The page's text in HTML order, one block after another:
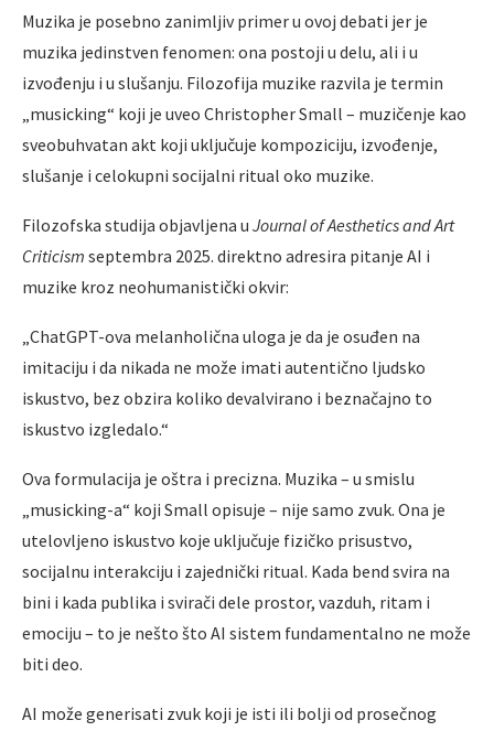
Muzika je posebno zanimljiv primer u ovoj debati jer je
muzika jedinstven fenomen: ona postoji u delu, ali i u
izvođenju i u slušanju. Filozofija muzike razvila je termin
„musicking“ koji je uveo Christopher Small – muzičenje kao
sveobuhvatan akt koji uključuje kompoziciju, izvođenje,
slušanje i celokupni socijalni ritual oko muzike.
Filozofska studija objavljena u Journal of Aesthetics and Art
Criticism septembra 2025. direktno adresira pitanje AI i
muzike kroz neohumanistički okvir:
„ChatGPT-ova melanholična uloga je da je osuđen na
imitaciju i da nikada ne može imati autentično ljudsko
iskustvo, bez obzira koliko devalvirano i beznačajno to
iskustvo izgledalo.“
Ova formulacija je oštra i precizna. Muzika – u smislu
„musicking-a“ koji Small opisuje – nije samo zvuk. Ona je
utelovljeno iskustvo koje uključuje fizičko prisustvo,
socijalnu interakciju i zajednički ritual. Kada bend svira na
bini i kada publika i svirači dele prostor, vazduh, ritam i
emociju – to je nešto što AI sistem fundamentalno ne može
biti deo.
AI može generisati zvuk koji je isti ili bolji od prosečnog